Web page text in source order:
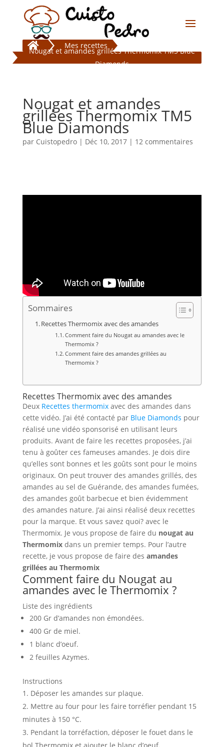
 Mes recettes
Nougat et amandes grillées Thermomix TM5 Blue
Diamonds
Nougat et amandes
grillées Thermomix TM5
Blue Diamonds
par Cuistopedro| Déc 10, 2017| 12 commentaires
Sommaires
Recettes Thermomix avec des amandes
Comment faire du Nougat au amandes avec le
Thermomix ?
Comment faire des amandes grillées au
Thermomix ?
Recettes Thermomix avec des amandes
Deux Recettes thermomixavec des amandes dans
cette vidéo. J’ai été contacté par Blue Diamonds pour
réalisé une vidéo sponsorisé en utilisant leurs
produits. Avant de faire les recettes proposées, j’ai
tenu à goûter ces fameuses amandes. Je dois dire
qu’elles sont bonnes et les goûts sont pour le moins
originaux. On peut trouver des amandes grillés, des
amandes au sel de Guérande, des amandes fumées,
des amandes goût barbecue et bien évidemment
des amandes nature. J’ai ainsi réalisé deux recettes
pour la marque. Et vous savez quoi? avec le
Thermomix. Je vous propose de faire du nougat au
Thermomixdans un premier temps. Pour l’autre
recette, je vous propose de faire des amandes
grillées au Thermomix
Comment faire du Nougat au
amandes avec le Thermomix ?
Liste des ingrédients
200 Gr d’amandes non émondées.
400 Gr de miel.
1 blanc d’oeuf.
2 feuilles Azymes.
Instructions
Déposer les amandes sur plaque.
Mettre au four pour les faire torréfier pendant 15
minutes à 150 °C.
Pendant la torréfaction, déposer le fouet dans le